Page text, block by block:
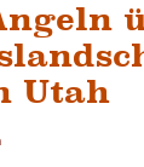
Utah